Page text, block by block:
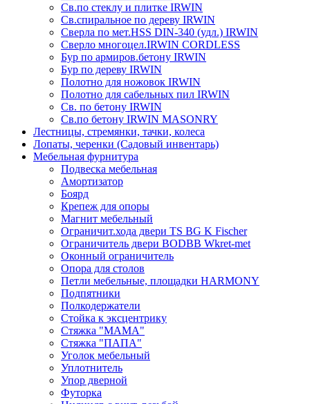
Св.по стеклу и плитке IRWIN
Св.спиральное по дереву IRWIN
Сверла по мет.HSS DIN-340 (удл.) IRWIN
Сверло многоцел.IRWIN CORDLESS
Бур по армиров.бетону IRWIN
Бур по дереву IRWIN
Полотно для ножовок IRWIN
Полотно для сабельных пил IRWIN
Св. по бетону IRWIN
Св.по бетону IRWIN MASONRY
Лестницы, стремянки, тачки, колеса
Лопаты, черенки (Садовый инвентарь)
Мебельная фурнитура
Подвеска мебельная
Амортизатор
Боярд
Крепеж для опоры
Магнит мебельный
Ограничит.хода двери TS BG K Fischer
Ограничитель двери BODBB Wkret-met
Оконный ограничитель
Опора для столов
Петли мебельные, площадки HARMONY
Подпятники
Полкодержатели
Стойка к эксцентрику
Стяжка "МАМА"
Стяжка "ПАПА"
Уголок мебельный
Уплотнитель
Упор дверной
Футорка